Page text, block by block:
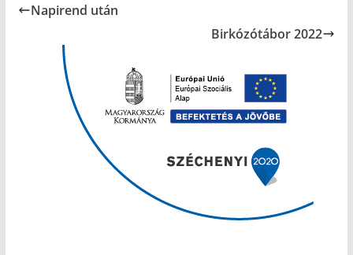
Napirend után
Birkózótábor 2022